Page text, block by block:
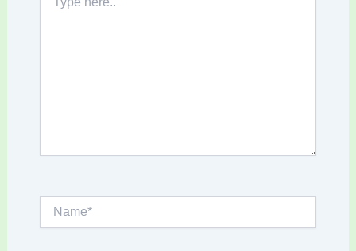
here..
Name*